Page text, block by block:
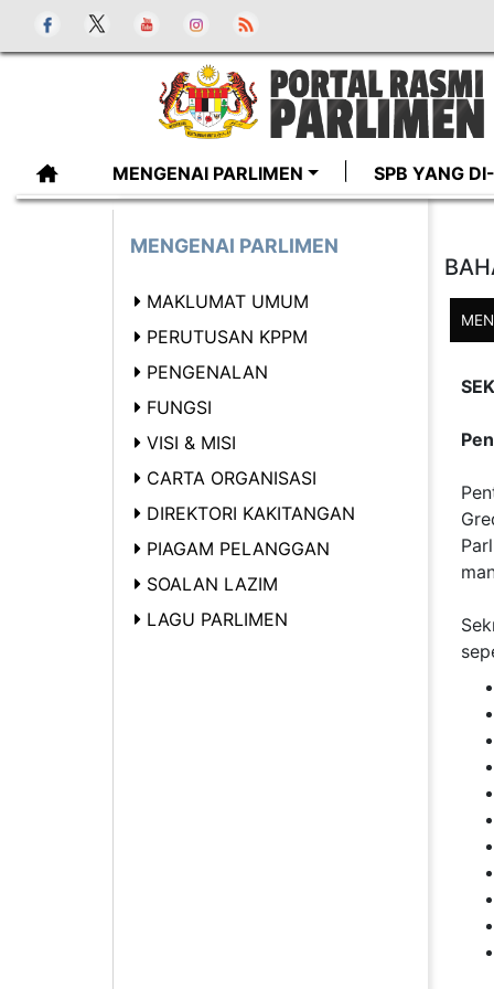
MENGENAI PARLIMEN SPB YANG
MENGENAI PARLIMEN
MAKLUMAT UMUM
PERUTUSAN KPPM
PENGENALAN
FUNGSI
VISI & MISI
CARTA ORGANISASI
DIREKTORI KAKITANGAN
PIAGAM PELANGGAN
SOALAN LAZIM
LAGU PARLIMEN